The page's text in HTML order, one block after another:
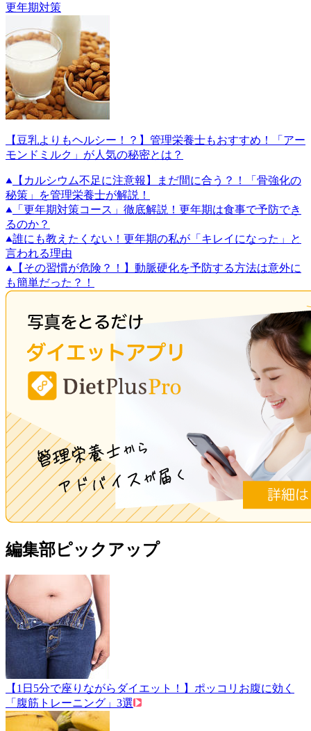
更年期対策
【豆乳よりもヘルシー！？】管理栄養士もおすすめ！「アー
モンドミルク」が人気の秘密とは？
【カルシウム不足に注意報】まだ間に合う？！「骨強化の
秘策」を管理栄養士が解説！
「更年期対策コース」徹底解説！更年期は食事で予防でき
るのか？
誰にも教えたくない！更年期の私が「キレイになった」と
言われる理由
【その習慣が危険？！】動脈硬化を予防する方法は意外に
も簡単だった？！
編集部ピックアップ
【1日5分で座りながらダイエット！】ポッコリお腹に効く
「腹筋トレーニング」3選